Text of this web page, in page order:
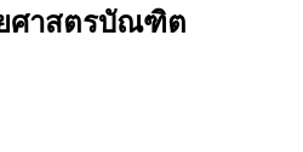
ศาสตรบัณฑิต